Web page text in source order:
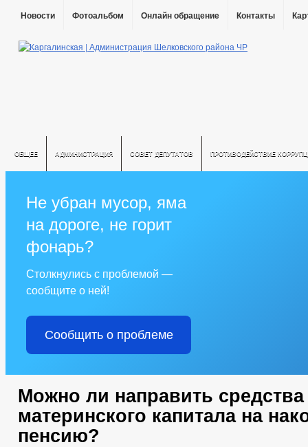
Новости Фотоальбом Онлайн обращение Контакты
ОБЩЕЕ АДМИНИСТРАЦИЯ СОВЕТ ДЕПУТАТОВ ПРОТИВОДЕЙСТВИЕ
Не убран мусор, яма
на дороге, не горит
фонарь?
Столкнулись с проблемой —
сообщите о ней!
Сообщить о проблеме
Можно ли направить средства
материнского капитала на
пенсию?